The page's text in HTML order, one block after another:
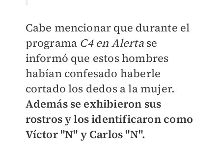
Cabe mencionar que durante el
programa C4 en Alertase
informó que estos hombres
habían confesado haberle
cortado los dedos a la mujer.
Además se exhibieron sus
rostros y los identificaron como
Víctor "N" y Carlos "N".